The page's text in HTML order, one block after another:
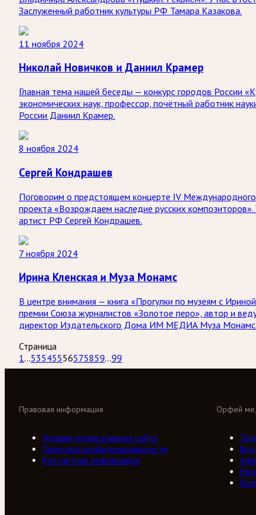
Заслуженный работник культуры РФ Тамара Казакова.
11 ноября 2024
Николай Новичков и Даниил Крамер
Главная тема нашей беседы — конкурс городов России
экономических наук, профессор, почётный работник
России Даниил Крамер.
8 ноября 2024
Сергей Кондрашев
Поговорим о предстоящем концерте IV
проекта «Возрождаем наследие русских
артист РФ Сергей Кондрашев.
7 ноября 2024
Ирина Кленская и Муза Монамс
В центре внимания — книга «Прогулки по музеям с
премии Союза журналистов «Золотое перо», автор и
директор Издательского Дома ИМ МЕДИА Муза Монамс.
Страница
1...53545556575859...99
Орфей
Правовая информация
Условия использования сайта
Политика конфиденциальности
Контактная информация